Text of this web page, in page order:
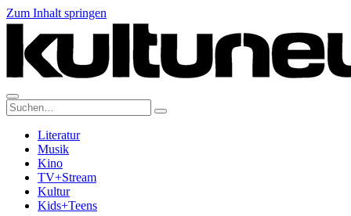
Zum Inhalt springen
Suche:
Literatur
Musik
Kino
TV+Stream
Kultur
Kids+Teens